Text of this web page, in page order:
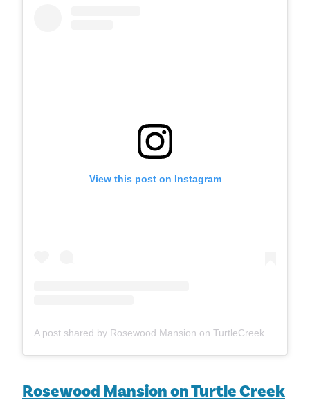
View this post on Instagram
Rosewood Mansion on Turtle Creek